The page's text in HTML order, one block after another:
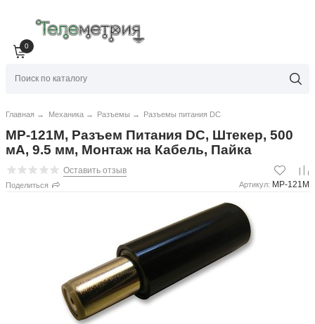
0
Главная → Механика → Разъемы → Разъемы питания DC
MP-121M, Разъем Питания DC, Штекер, 500
мА, 9.5 мм, Монтаж на Кабель, Пайка
Оставить отзыв
Поделиться Артикул: MP-121M